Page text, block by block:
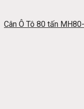
Cân Ô Tô 80 tấn